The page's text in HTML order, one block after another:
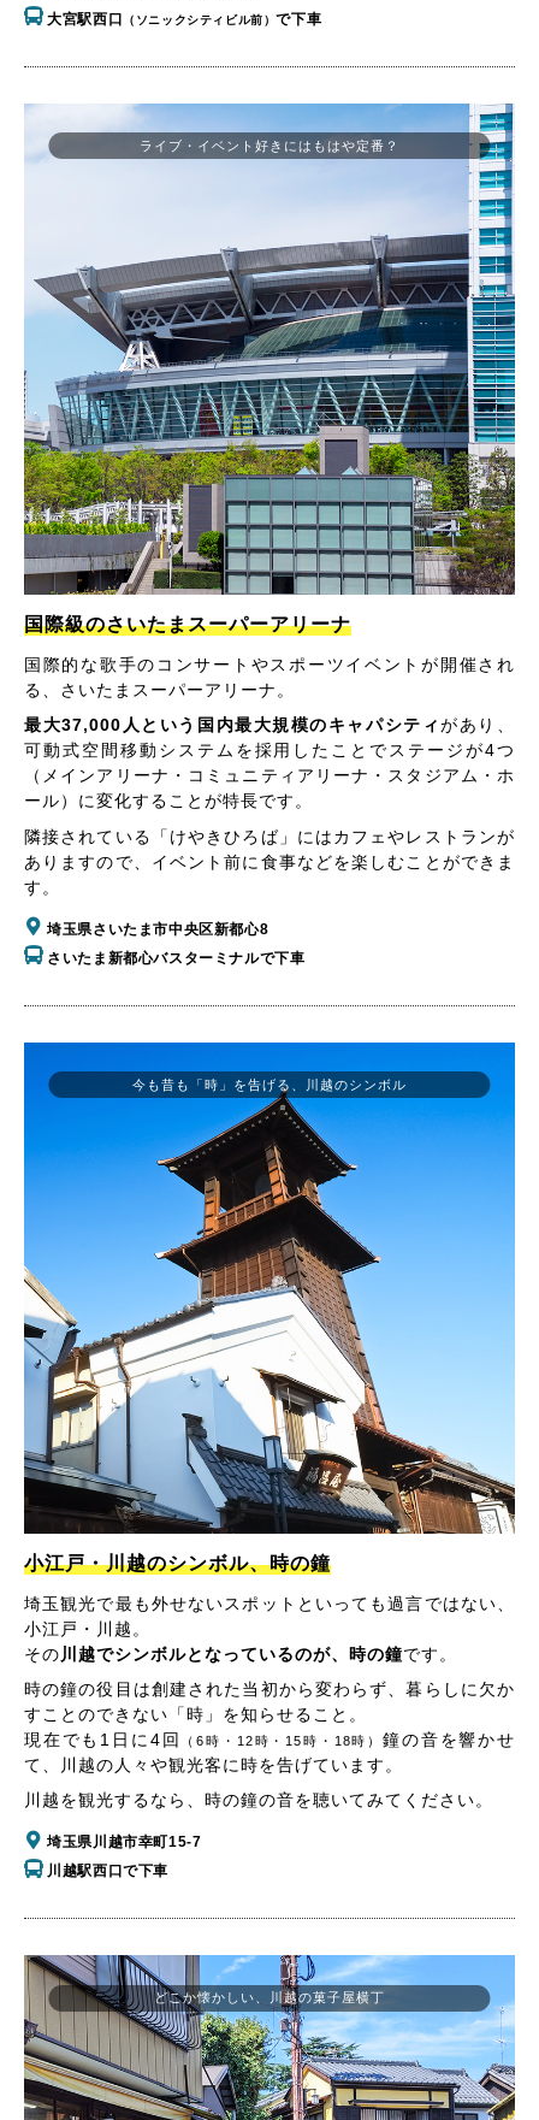
大宮駅西口
（ソニックシティビル前）で下車
国際級のさいたまスーパーアリーナ
国際的な歌手のコンサートやスポーツイベントが開催され
る、さいたまスーパーアリーナ。
最大37,000人という国内最大規模のキャパシティがあり、
可動式空間移動システムを採用したことでステージが4つ
（メインアリーナ・コミュニティアリーナ・スタジアム・ホ
ール）に変化することが特長です。
隣接されている「けやきひろば」にはカフェやレストランが
ありますので、イベント前に食事などを楽しむことができま
す。
埼玉県さいたま市中央区新都心8
さいたま新都心バスターミナルで下車
ライブ・イベント好きにはもはや定番？
今も昔も「時」を告げる、川越のシンボル
小江戸・川越のシンボル、時の鐘
埼玉観光で最も外せないスポットといっても過言ではない、
小江戸・川越。
その川越でシンボルとなっているのが、時の鐘です。
時の鐘の役目は創建された当初から変わらず、暮らしに欠か
すことのできない「時」を知らせること。
現在でも1日に4回
（6時・12時・15時・18時）鐘の音を響かせ
て、川越の人々や観光客に時を告げています。
川越を観光するなら、時の鐘の音を聴いてみてください。
埼玉県川越市幸町15-7
川越駅西口で下車
どこか懐かしい、川越の菓子屋横丁